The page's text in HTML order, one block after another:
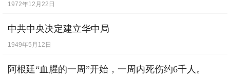
1972年12月22日
中共中央决定建立华中局
1949年5月12日
阿根廷“血腥的一周”开始，一周内死伤约6千人。